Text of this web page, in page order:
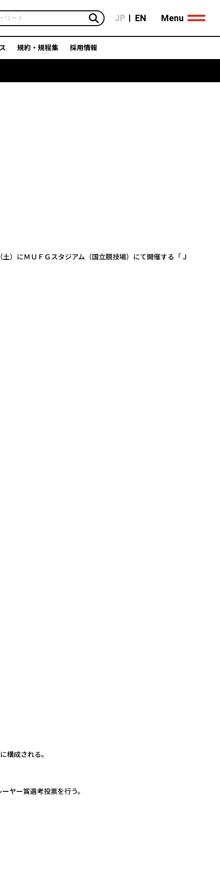
JP EN
規約・規程集 採用情報
Menu
）にＭＵＦＧスタジアム（国立競技場）にて開催する「Ｊ
構成される。
ヤー賞選考投票を行う。